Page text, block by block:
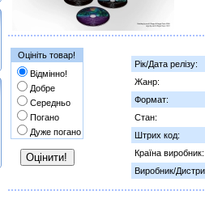
Оцініть товар!
Відмінно!
Добре
Середньо
Погано
Дуже погано
Рік/Дата релізу:
Жанр:
Формат:
Стан:
Штрих код:
Країна виробник:
Виробник/